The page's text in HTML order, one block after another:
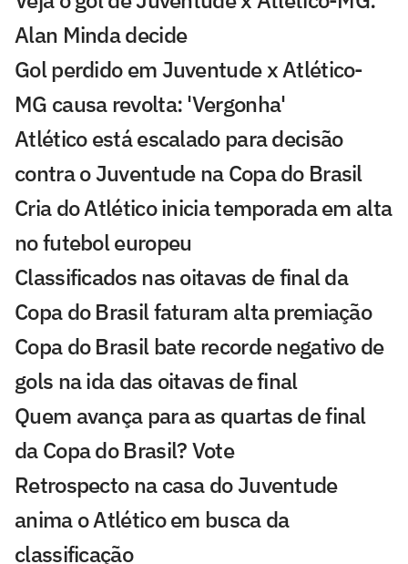
Alan Minda decide
Gol perdido em Juventude x Atlético-
MG causa revolta: 'Vergonha'
Atlético está escalado para decisão
contra o Juventude na Copa do Brasil
Cria do Atlético inicia temporada em alta
no futebol europeu
Classificados nas oitavas de final da
Copa do Brasil faturam alta premiação
Copa do Brasil bate recorde negativo de
gols na ida das oitavas de final
Quem avança para as quartas de final
da Copa do Brasil? Vote
Retrospecto na casa do Juventude
anima o Atlético em busca da
classificação